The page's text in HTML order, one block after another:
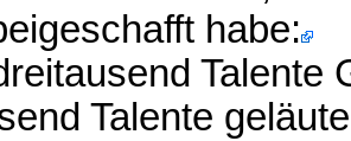
habe:
Talente
Talente